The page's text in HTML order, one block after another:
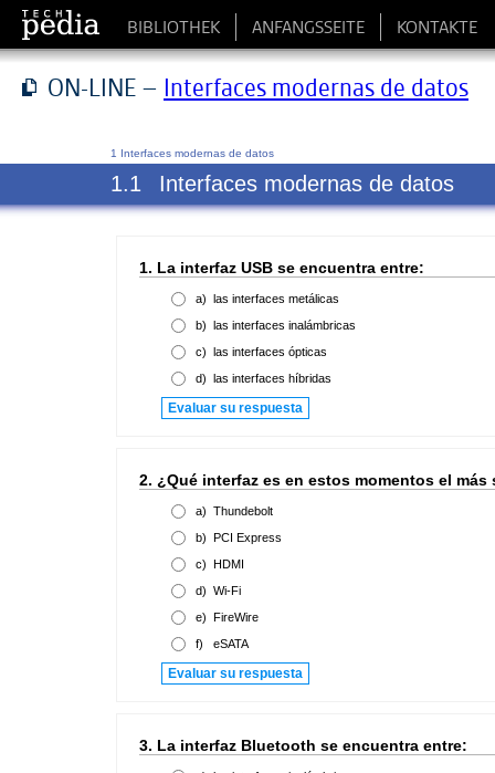
BIBLIOTHEK ANFANGSSEITE KONTAKTE
ON-LINE – Interfaces modernas de datos